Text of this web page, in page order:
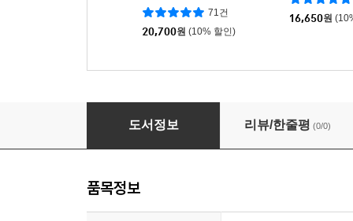
71건
20,700원 (10% 할인)
16,650원
행복한 사람
도서정보 리뷰/한줄평 (0/0)
품목정보